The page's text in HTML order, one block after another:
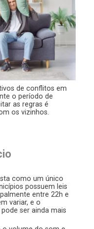
de conflitos em
o período de
as regras é
os vizinhos.
como um único
possuem leis
entre 22h e
variar, e o
ser ainda mais